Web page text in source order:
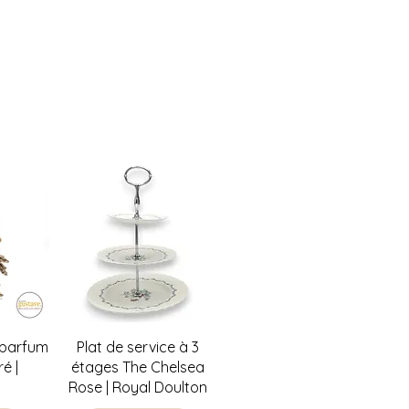
|
Quick View
Plat de service à 3
étages The Chelsea
Rose | Royal Doulton